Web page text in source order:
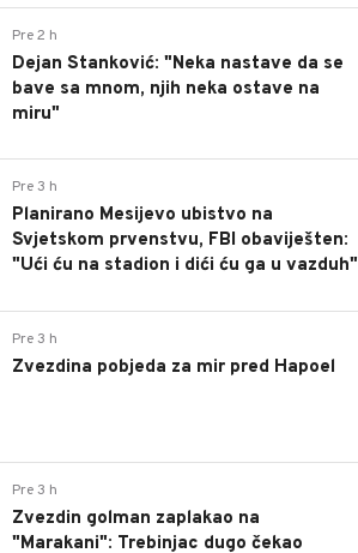
Pre 2 h
Dejan Stanković: "Neka nastave da se
bave sa mnom, njih neka ostave na
miru"
Pre 3 h
Planirano Mesijevo ubistvo na
Svjetskom prvenstvu, FBI obaviješten:
"Ući ću na stadion i dići ću ga u vazduh"
Pre 3 h
Zvezdina pobjeda za mir pred Hapoel
Pre 3 h
Zvezdin golman zaplakao na
"Marakani": Trebinjac dugo čekao